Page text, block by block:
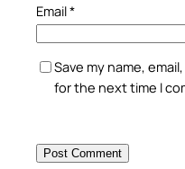
Email*
Save my name,
for the next time I